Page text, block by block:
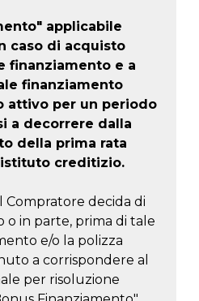
applicabile
caso di acquisto
finanziamento e a
finanziamento
attivo per un periodo
a decorrere dalla
della prima rata
creditizio.
Compratore decida di
in parte, prima di tale
e/o la polizza
a corrispondere al
per risoluzione